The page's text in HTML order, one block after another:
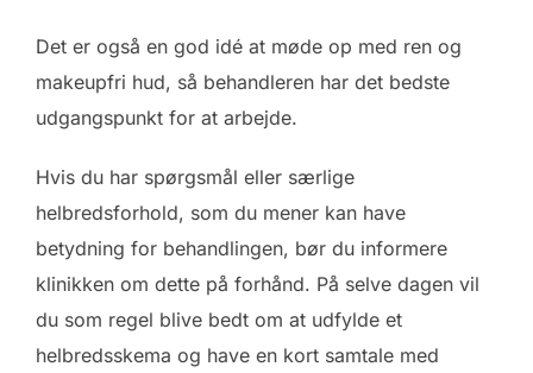
Det er også en god idé at møde op med ren og
makeupfri hud, så behandleren har det bedste
udgangspunkt for at arbejde.
Hvis du har spørgsmål eller særlige
helbredsforhold, som du mener kan have
betydning for behandlingen, bør du informere
klinikken om dette på forhånd. På selve dagen vil
du som regel blive bedt om at udfylde et
helbredsskema og have en kort samtale med